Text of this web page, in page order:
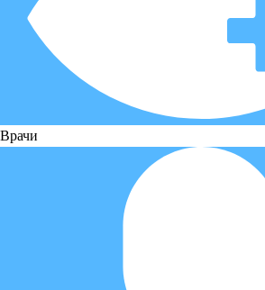
Врачи